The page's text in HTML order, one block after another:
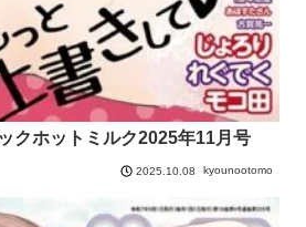
クホットミルク2025年11月号
2025.10.08 kyounootomo